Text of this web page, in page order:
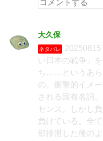
大久保
ネタバレ
い日本の戦争」
ち……というあら
の。衝撃的イメ
される固有名詞
センス。しかし
負けている。全
部排泄した後のよ